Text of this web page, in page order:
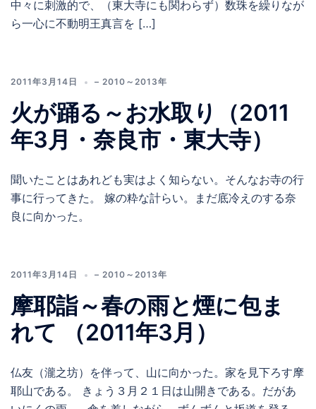
中々に刺激的で、（東大寺にも関わらず）数珠を繰りなが
ら一心に不動明王真言を […]
2011年3月14日 – 2010～2013年
火が踊る～お水取り（2011
年3月・奈良市・東大寺）
聞いたことはあれども実はよく知らない。そんなお寺の行
事に行ってきた。 嫁の粋な計らい。まだ底冷えのする奈
良に向かった。
2011年3月14日 – 2010～2013年
摩耶詣～春の雨と煙に包ま
れて （2011年3月）
仏友（瀧之坊）を伴って、山に向かった。家を見下ろす摩
耶山である。 きょう３月２１日は山開きである。だがあ